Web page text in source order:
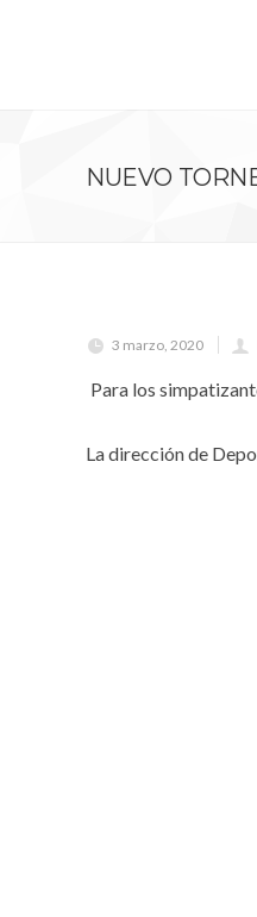
NUEVO
3 marzo, 2020
Para los
La dirección de